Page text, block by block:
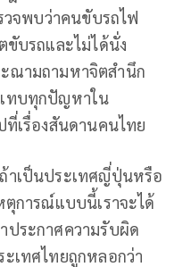
วจพบว่าคนขับรถไฟ
ขับรถและไม่ได้นั่ง
ณามถามหาจิตสำนึก
ทบทุกปัญหาใน
ที่เรื่องสันดานคนไทย
าเป็นประเทศญี่ปุ่นหรือ
ตุการณ์แบบนี้เราจะได้
ประกาศความรับผิด
เทศไทยถูกหลอกว่า